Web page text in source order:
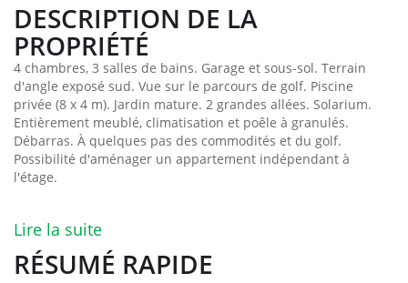
DESCRIPTION DE LA
PROPRIÉTÉ
4 chambres, 3 salles de bains. Garage et sous-sol. Terrain
d'angle exposé sud. Vue sur le parcours de golf. Piscine
privée (8 x 4 m). Jardin mature. 2 grandes allées. Solarium.
Entièrement meublé, climatisation et poêle à granulés.
Débarras. À quelques pas des commodités et du golf.
Possibilité d'aménager un appartement indépendant à
l'étage.
Lire la suite
RÉSUMÉ RAPIDE